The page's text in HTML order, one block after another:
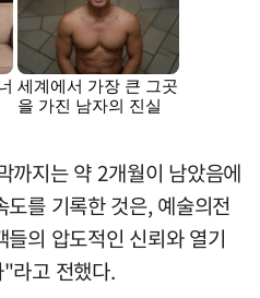
까지는 약 2개월이 남았음에
를 기록한 것은, 예술의전
의 압도적인 신뢰와 열기
라고 전했다.